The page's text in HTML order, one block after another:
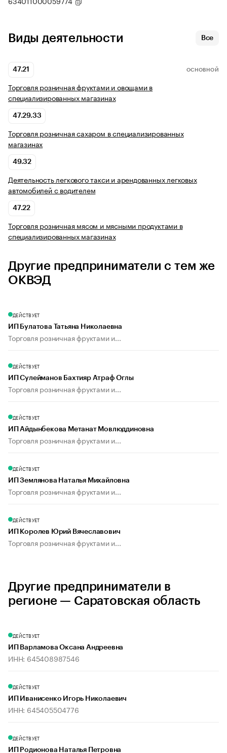
Виды деятельности Все
47.21 ОСНОВНОЙ
Торговля розничная фруктами и овощами в
специализированных магазинах
47.29.33
Торговля розничная сахаром в специализированных
магазинах
49.32
Деятельность легкового такси и арендованных легковых
автомобилей с водителем
47.22
Торговля розничная мясом и мясными продуктами в
специализированных магазинах
Другие предприниматели с тем же
ОКВЭД
ДЕЙСТВУЕТ
ИП Булатова Татьяна Николаевна
Торговля розничная фруктами и...
ДЕЙСТВУЕТ
ИП Сулейманов Бахтияр Атраф Оглы
Торговля розничная фруктами и...
ДЕЙСТВУЕТ
ИП Айдынбекова Метанат Мовлюддиновна
Торговля розничная фруктами и...
ДЕЙСТВУЕТ
ИП Землянова Наталья Михайловна
Торговля розничная фруктами и...
ДЕЙСТВУЕТ
ИП Королев Юрий Вячеславович
Торговля розничная фруктами и...
Другие предприниматели в
регионе — Саратовская область
ДЕЙСТВУЕТ
ИП Варламова Оксана Андреевна
ИНН: 645408987546
ДЕЙСТВУЕТ
ИП Иванисенко Игорь Николаевич
ИНН: 645405504776
ДЕЙСТВУЕТ
ИП Родионова Наталья Петровна